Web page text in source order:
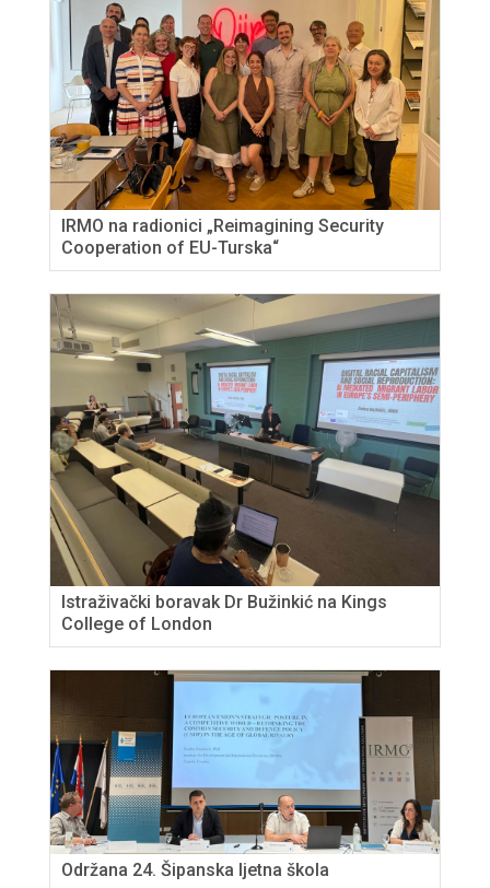
IRMO na radionici „Reimagining Security
Cooperation of EU-Turska“
Istraživački boravak Dr Bužinkić na Kings
College of London
Održana 24. Šipanska ljetna škola